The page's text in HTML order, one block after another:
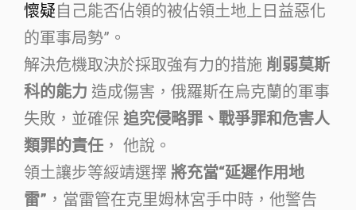
懷疑自己能否佔領的被佔領土地上日益惡化
的軍事局勢”。
解決危機取決於採取強有力的措施 削弱莫斯
科的能力 造成傷害，俄羅斯在烏克蘭的軍事
失敗，並確保 追究侵略罪、戰爭罪和危害人
類罪的責任 ， 他說。
領土讓步等綏靖選擇 將充當“延遲作用地
雷” ，當雷管在克里姆林宮手中時，他警告